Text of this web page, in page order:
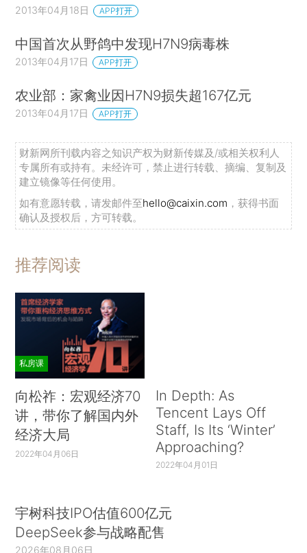
2013年04月18日 APP打开
中国首次从野鸽中发现H7N9病毒株
2013年04月17日 APP打开
农业部：家禽业因H7N9损失超167亿元
2013年04月17日 APP打开
财新网所刊载内容之知识产权为财新传媒及/或相关权利人
专属所有或持有。未经许可，禁止进行转载、摘编、复制及
建立镜像等任何使用。
如有意愿转载，请发邮件至hello@caixin.com ，获得书面
确认及授权后，方可转载。
推荐阅读
私房课
向松祚：宏观经济70
讲，带你了解国内外
经济大局
2022年04月06日
In Depth: As
Tencent Lays Off
Staff, Is Its ‘Winter’
Approaching?
2022年04月01日
宇树科技IPO估值600亿元
DeepSeek参与战略配售
2026年08月06日